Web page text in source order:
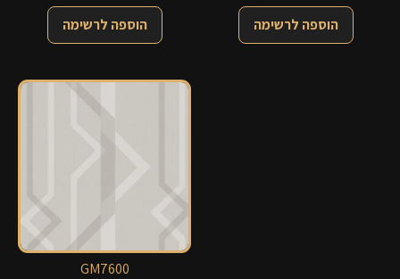
הוספה לרשימה הוספה לרשימה
GM7600